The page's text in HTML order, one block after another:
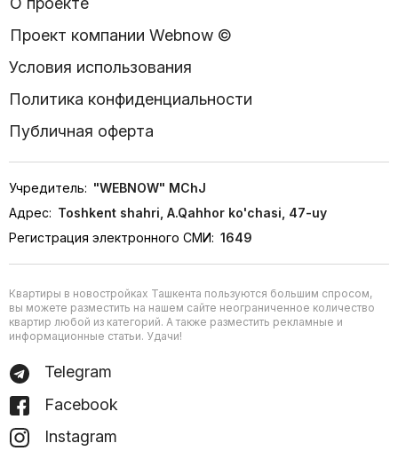
Проект компании Webnow ©
Условия использования
Политика конфиденциальности
Публичная оферта
Учредитель: "WEBNOW" MChJ
Адрес: Toshkent shahri, A.Qahhor ko'chasi, 47-uy
Регистрация электронного СМИ: 1649
Квартиры в новостройках Ташкента пользуются большим спросом,
вы можете разместить на нашем сайте неограниченное количество
квартир любой из категорий. А также разместить рекламные и
информационные статьи. Удачи!
Telegram
Facebook
Instagram